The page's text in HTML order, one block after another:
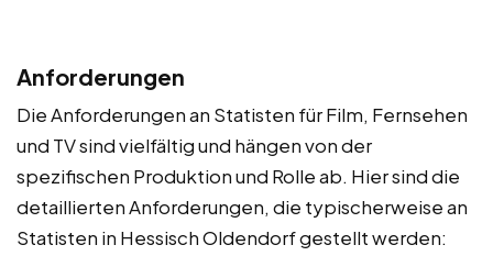
Anforderungen
Die Anforderungen an Statisten für Film, Fernsehen
und TV sind vielfältig und hängen von der
spezifischen Produktion und Rolle ab. Hier sind die
detaillierten Anforderungen, die typischerweise an
Statisten in Hessisch Oldendorf gestellt werden: